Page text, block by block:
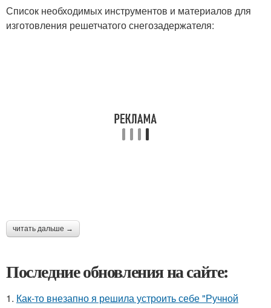
Список необходимых инструментов и материалов для
изготовления решетчатого снегозадержателя:
читать дальше →
Последние обновления на сайте:
1. Как-то внезапно я решила устроить себе "Ручной